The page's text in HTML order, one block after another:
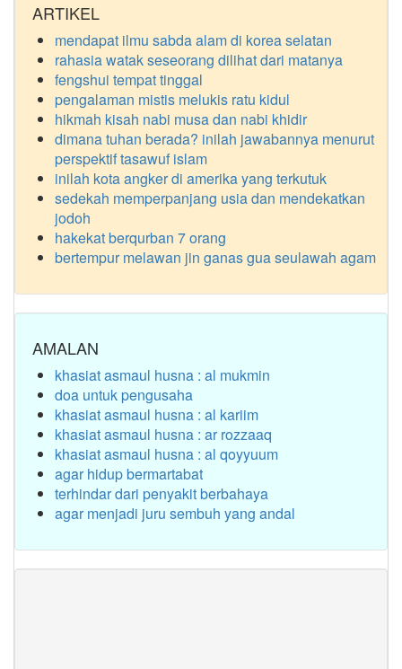
ARTIKEL
mendapat ilmu sabda alam di korea selatan
rahasia watak seseorang dilihat dari matanya
fengshui tempat tinggal
pengalaman mistis melukis ratu kidul
hikmah kisah nabi musa dan nabi khidir
dimana tuhan berada? inilah jawabannya menurut
perspektif tasawuf islam
inilah kota angker di amerika yang terkutuk
sedekah memperpanjang usia dan mendekatkan
jodoh
hakekat berqurban 7 orang
bertempur melawan jin ganas gua seulawah agam
AMALAN
khasiat asmaul husna : al mukmin
doa untuk pengusaha
khasiat asmaul husna : al kariim
khasiat asmaul husna : ar rozzaaq
khasiat asmaul husna : al qoyyuum
agar hidup bermartabat
terhindar dari penyakit berbahaya
agar menjadi juru sembuh yang andal